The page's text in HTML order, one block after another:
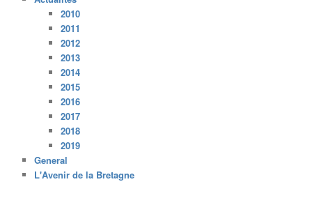
2010
2011
2012
2013
2014
2015
2016
2017
2018
2019
General
L'Avenir de la Bretagne